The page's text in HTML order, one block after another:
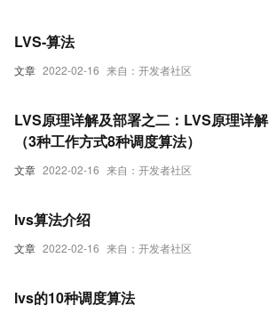
文章 2022-02-16 来自：开发者社区
LVS-算法
文章 2022-02-16 来自：开发者社区
LVS原理详解及部署之二：LVS原理详解
（3种工作方式8种调度算法）
文章 2022-02-16 来自：开发者社区
lvs算法介绍
lvs的10种调度算法